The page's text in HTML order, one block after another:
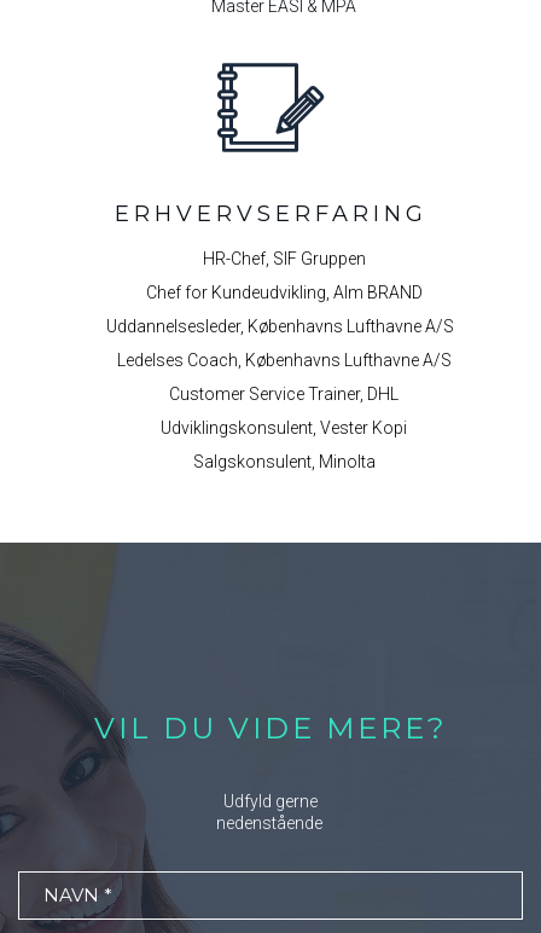
Master EASI & MPA
ERHVERVSERFARING
HR-Chef, SIF Gruppen
Chef for Kundeudvikling, Alm BRAND
Uddannelsesleder, Københavns Lufthavne A/S
Ledelses Coach, Københavns Lufthavne A/S
Customer Service Trainer, DHL
Udviklingskonsulent, Vester Kopi
Salgskonsulent, Minolta
VIL DU VIDE MERE?
Udfyld gerne
nedenstående